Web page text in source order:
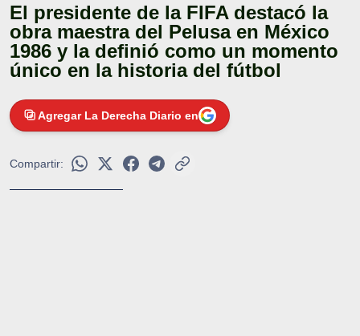
El presidente de la FIFA destacó la
obra maestra del Pelusa en México
1986 y la definió como un momento
único en la historia del fútbol
Agregar La Derecha Diario en
Compartir: